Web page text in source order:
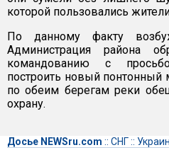
которой пользовались
По данному факту
Администрация района
командованию с
построить новый понтонный
по обеим берегам реки
охрану.
Досье NEWSru.com :: СНГ::